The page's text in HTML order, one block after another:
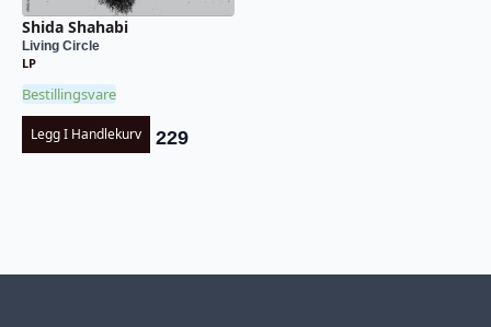
Shida Shahabi
Living Circle
LP
Bestillingsvare
Legg I Handlekurv 229